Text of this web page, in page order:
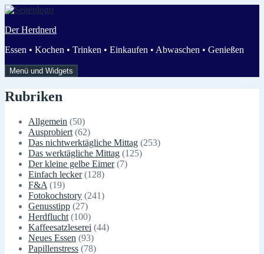
Zum
springen
Der Herdnerd
Essen • Kochen • Trinken • Einkaufen • Abwaschen • Genießen
Menü und Widgets
Rubriken
Allgemein (50)
Ausprobiert (62)
Das nichtwerktägliche Mittag (253)
Das werktägliche Mittag (125)
Der kleine gelbe Eimer(7)
Einfach lecker(128)
F&A (19)
Fotokochstory (241)
Genusstipp (27)
Herdflucht (100)
Kaffeesatzleserei (44)
Neues Essen (93)
Papillenstress (78)